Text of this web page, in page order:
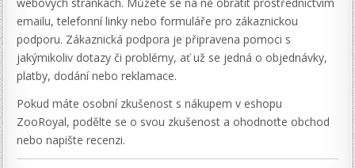
emailu, telefonní linky nebo formuláře pro zákaznickou
podporu. Zákaznická podpora je připravena pomoci s
jakýmikoliv dotazy či problémy, ať už se jedná o objednávky,
platby, dodání nebo reklamace.
Pokud máte osobní zkušenost s nákupem v eshopu
ZooRoyal, podělte se o svou zkušenost a ohodnoťte obchod
nebo napište recenzi.